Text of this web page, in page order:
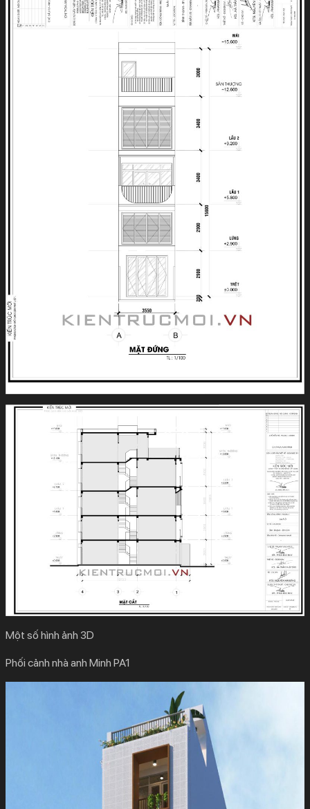
Một số hình ảnh 3D
Phối cảnh nhà anh Minh PA1